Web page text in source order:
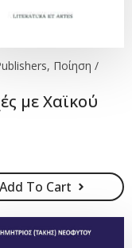
Ποίηση /
με Χαϊκού
Add To Cart